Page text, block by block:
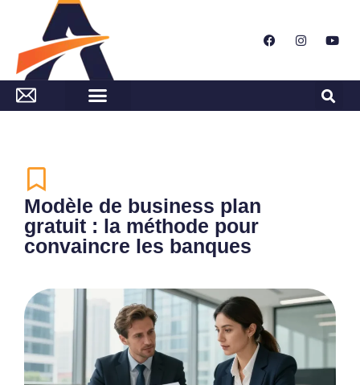
Modèle de business plan
gratuit : la méthode pour
convaincre les banques